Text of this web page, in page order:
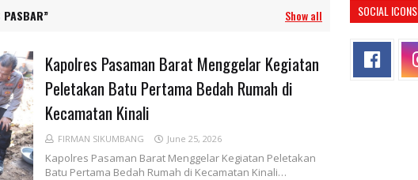
PASBAR Show all
Kapolres Pasaman Barat Menggelar Kegiatan
Peletakan Batu Pertama Bedah Rumah di
Kecamatan Kinali
FIRMAN SIKUMBANG June 25, 2026
Kapolres Pasaman Barat Menggelar Kegiatan Peletakan
Batu Pertama Bedah Rumah di Kecamatan Kinali…
SOCIAL ICONS